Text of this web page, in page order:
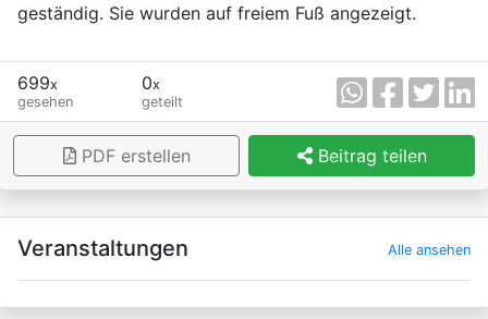
geständig. Sie wurden auf freiem Fuß angezeigt.
699x
gesehen
0x
geteilt
PDF erstellen Beitrag teilen
×
Veranstaltungen Alle ansehen